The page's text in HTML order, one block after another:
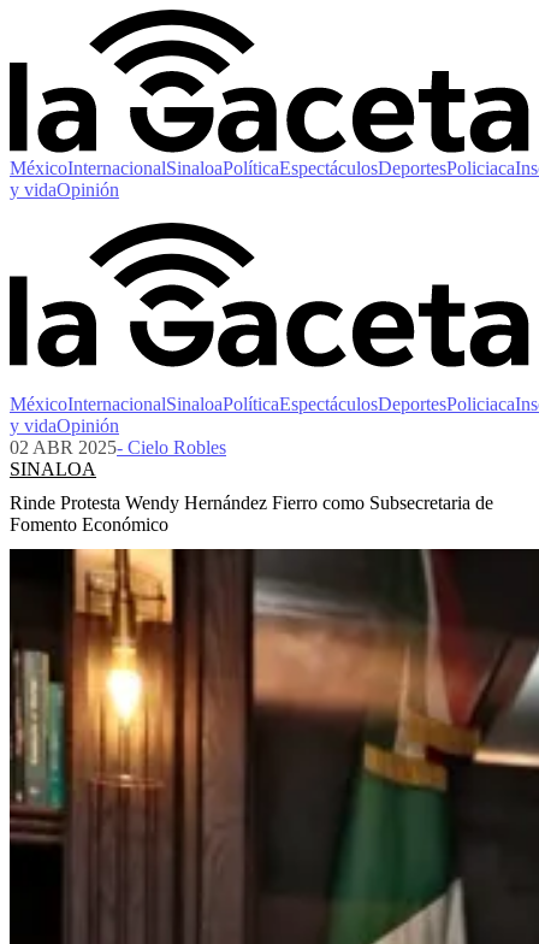
MéxicoInternacionalSinaloaPolíticaEspectáculosDeportesPoliciaca
y vidaOpinión
MéxicoInternacionalSinaloaPolíticaEspectáculosDeportesPoliciaca
y vidaOpinión
02 ABR 2025- Cielo Robles
SINALOA
Rinde Protesta Wendy Hernández Fierro como Subsecretaria de
Fomento Económico